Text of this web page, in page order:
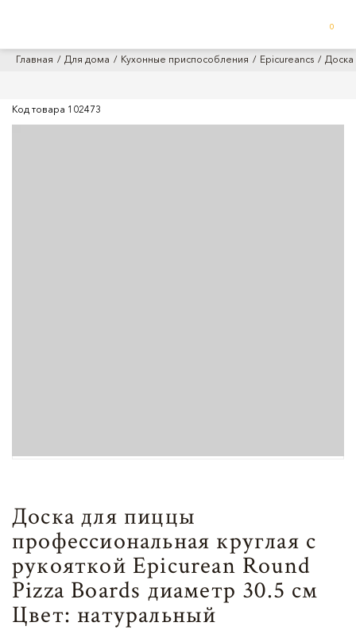
0
Главная Для дома Кухонные приспособления Epicureancs Доска
Код товара 102473
Доска для пиццы
профессиональная круглая с
рукояткой Epicurean Round
Pizza Boards диаметр 30.5 см
Цвет: натуральный